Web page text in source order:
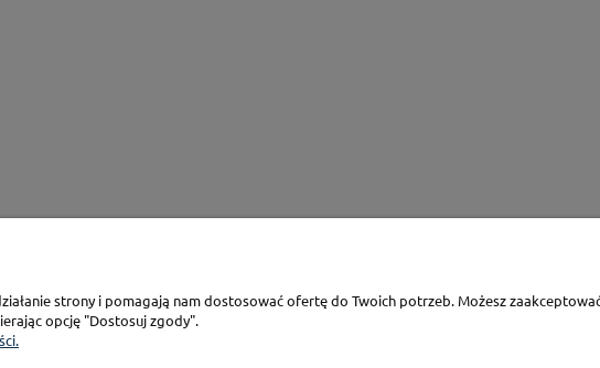
strony i pomagają nam dostosować ofertę do Twoich potrzeb. Możesz
opcję "Dostosuj zgody".